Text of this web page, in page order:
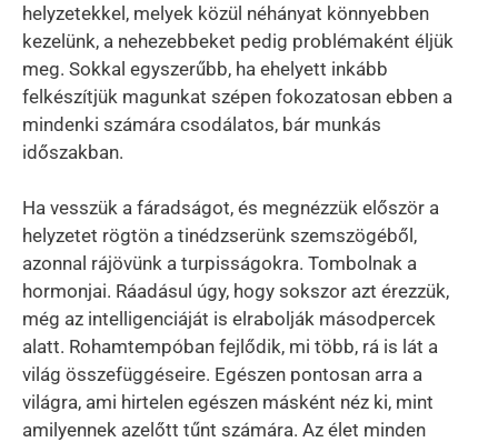
helyzetekkel, melyek közül néhányat könnyebben
kezelünk, a nehezebbeket pedig problémaként éljük
meg. Sokkal egyszerűbb, ha ehelyett inkább
felkészítjük magunkat szépen fokozatosan ebben a
mindenki számára csodálatos, bár munkás
időszakban.
Ha vesszük a fáradságot, és megnézzük először a
helyzetet rögtön a tinédzserünk szemszögéből,
azonnal rájövünk a turpisságokra. Tombolnak a
hormonjai. Ráadásul úgy, hogy sokszor azt érezzük,
még az intelligenciáját is elrabolják másodpercek
alatt. Rohamtempóban fejlődik, mi több, rá is lát a
világ összefüggéseire. Egészen pontosan arra a
világra, ami hirtelen egészen másként néz ki, mint
amilyennek azelőtt tűnt számára. Az élet minden